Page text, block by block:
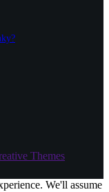
Themes
We'll assume